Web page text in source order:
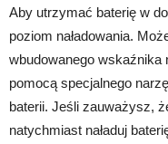
Aby utrzymać baterię w
poziom naładowania.
wbudowanego
pomocą specjalnego
baterii. Jeśli zauważysz,
natychmiast naładuj